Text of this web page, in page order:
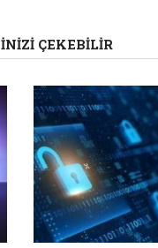
ÇEKEBILIR